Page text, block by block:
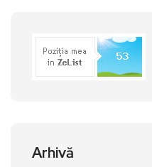
Arhivă